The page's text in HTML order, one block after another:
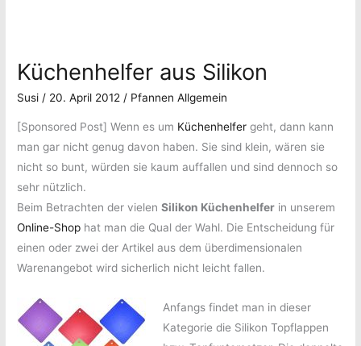
Küchenhelfer aus Silikon
Susi / 20. April 2012 / Pfannen Allgemein
[Sponsored Post] Wenn es um Küchenhelfer geht, dann kann
man gar nicht genug davon haben. Sie sind klein, wären sie
nicht so bunt, würden sie kaum auffallen und sind dennoch so
sehr nützlich.
Beim Betrachten der vielenSilikon Küchenhelfer in unserem
Online-Shop hat man die Qual der Wahl. Die Entscheidung für
einen oder zwei der Artikel aus dem überdimensionalen
Warenangebot wird sicherlich nicht leicht fallen.
Anfangs findet man in dieser
Kategorie die Silikon Topflappen